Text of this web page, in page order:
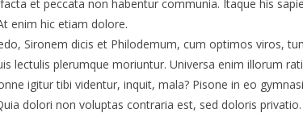
et peccata non habentur communia. Itaque his
enim hic etiam dolore.
Sironem dicis et Philodemum, cum optimos viros,
lectulis plerumque moriuntur. Universa enim illorum
igitur tibi videntur, inquit, mala? Pisone in eo
dolori non voluptas contraria est, sed doloris